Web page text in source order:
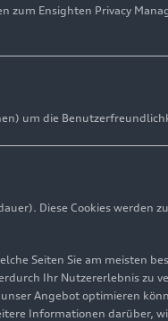
Ensighten Privacy
um die
Diese Cookies werden
Seiten Sie am meisten
Ihr Nutzererlebnis zu
Angebot optimieren
Informationen darüber,